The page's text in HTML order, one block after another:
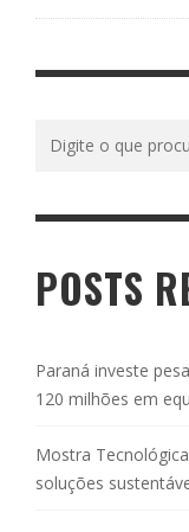
POSTS
Paraná investe
120 milhões em
Mostra
soluções